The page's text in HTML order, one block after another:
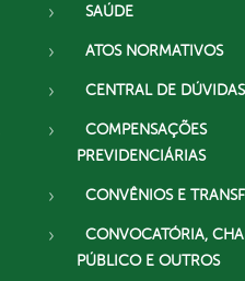
SAÚDE
ATOS NORMATIVOS
CENTRAL DE DÚVIDAS
COMPENSAÇÕES
PREVIDENCIÁRIAS
CONVÊNIOS E
CONVOCATÓRIA,
PÚBLICO E OUTROS